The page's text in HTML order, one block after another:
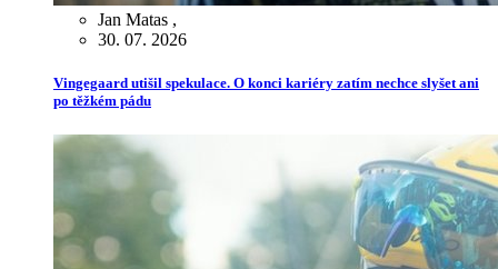
Jan Matas ,
30. 07. 2026
Vingegaard utišil spekulace. O konci kariéry zatím nechce slyšet ani
po těžkém pádu